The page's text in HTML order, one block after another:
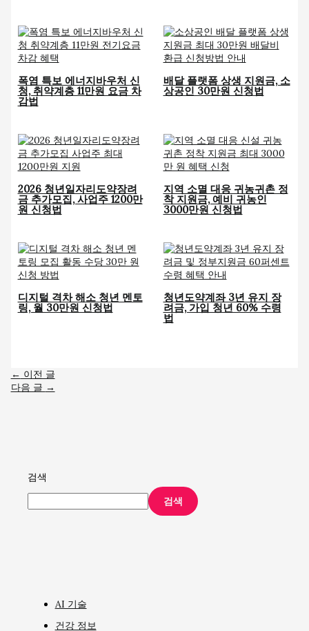
폭염 특보 에너지바우처 신
청, 취약계층 11만원 요금 차
감법
배달 플랫폼 상생 지원금, 소
상공인 30만원 신청법
2026 청년일자리도약장려
금 추가모집, 사업주 1200만
원 신청법
지역 소멸 대응 귀농귀촌 정
착 지원금, 예비 귀농인
3000만원 신청법
디지털 격차 해소 청년 멘토
링, 월 30만원 신청법
청년도약계좌 3년 유지 장
려금, 가입 청년 60% 수령
법
← 이전 글
다음 글 →
검색
검색
AI 기술
건강 정보